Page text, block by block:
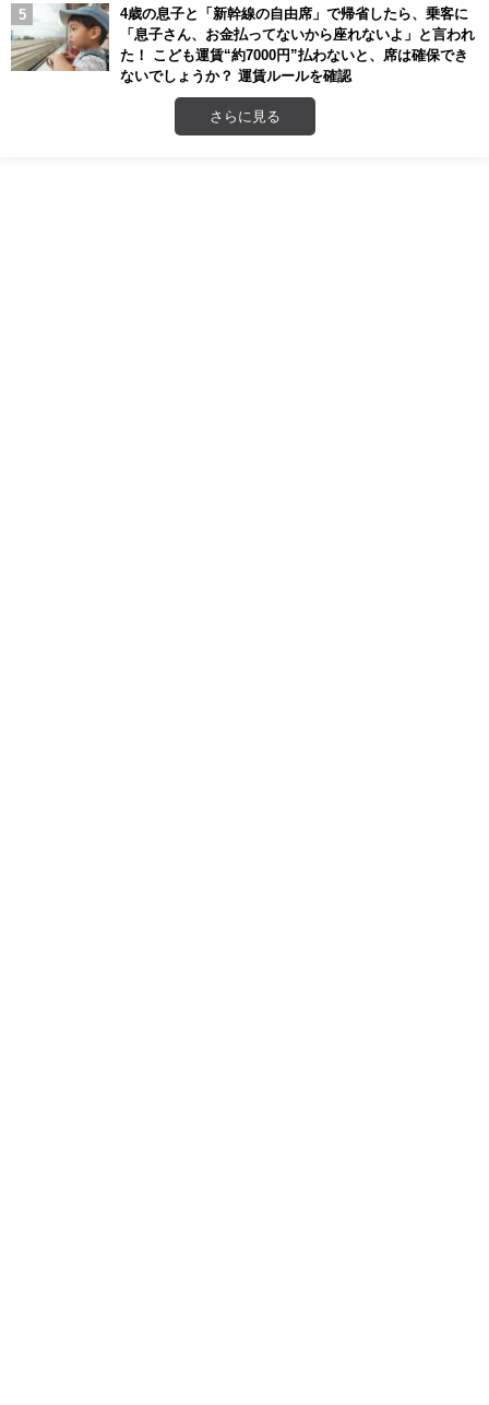
4歳の息子と「新幹線の自由席」で帰省したら、乗客に
「息子さん、お金払ってないから座れないよ」と言われ
た！ こども運賃“約7000円”払わないと、席は確保でき
ないでしょうか？ 運賃ルールを確認
さらに見る